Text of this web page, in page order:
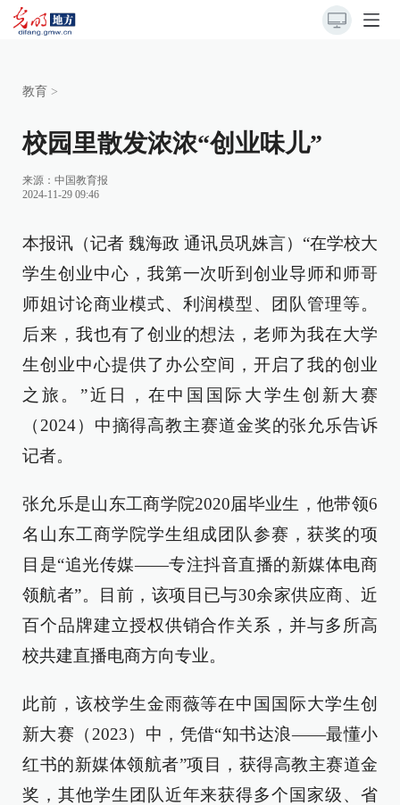
教育 >
校园里散发浓浓“创业味儿”
来源： 中国教育报
2024-11-29 09:46
本报讯（记者 魏海政 通讯员巩姝言）“在学校大
学生创业中心，我第一次听到创业导师和师哥
师姐讨论商业模式、利润模型、团队管理等。
后来，我也有了创业的想法，老师为我在大学
生创业中心提供了办公空间，开启了我的创业
之旅。”近日，在中国国际大学生创新大赛
（2024）中摘得高教主赛道金奖的张允乐告诉
记者。
张允乐是山东工商学院2020届毕业生，他带领6
名山东工商学院学生组成团队参赛，获奖的项
目是“追光传媒——专注抖音直播的新媒体电商
领航者”。目前，该项目已与30余家供应商、近
百个品牌建立授权供销合作关系，并与多所高
校共建直播电商方向专业。
此前，该校学生金雨薇等在中国国际大学生创
新大赛（2023）中，凭借“知书达浪——最懂小
红书的新媒体领航者”项目，获得高教主赛道金
奖，其他学生团队近年来获得多个国家级、省